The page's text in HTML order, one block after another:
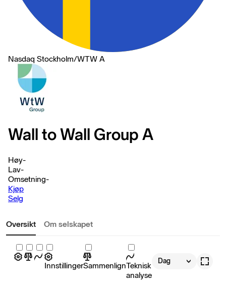
Nasdaq Stockholm/WTW A
Wall to Wall Group A
Høy-
Lav-
Omsetning-
Kjøp
Selg
Oversikt Om selskapet
InnstillingerSammenlignTeknisk
analyse
Dag